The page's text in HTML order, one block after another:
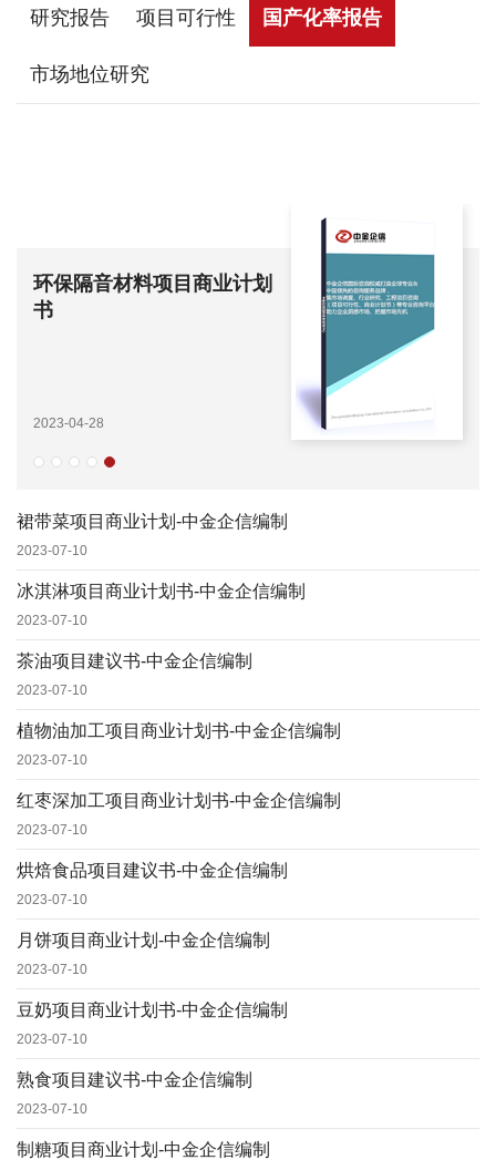
研究报告 项目可行性 国产化率报告
市场地位研究
训练数据项目商业计划（风
险评估）-中金企信编制
2026-02-04
裙带菜项目商业计划-中金企信编制
2023-07-10
冰淇淋项目商业计划书-中金企信编制
2023-07-10
茶油项目建议书-中金企信编制
2023-07-10
植物油加工项目商业计划书-中金企信编制
2023-07-10
红枣深加工项目商业计划书-中金企信编制
2023-07-10
烘焙食品项目建议书-中金企信编制
2023-07-10
月饼项目商业计划-中金企信编制
2023-07-10
豆奶项目商业计划书-中金企信编制
2023-07-10
熟食项目建议书-中金企信编制
2023-07-10
制糖项目商业计划-中金企信编制